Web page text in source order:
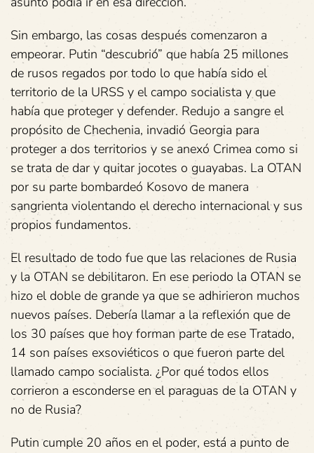
Sin embargo, las cosas después comenzaron a
empeorar. Putin “descubrió” que había 25 millones
de rusos regados por todo lo que había sido el
territorio de la URSS y el campo socialista y que
había que proteger y defender. Redujo a sangre el
propósito de Chechenia, invadió Georgia para
proteger a dos territorios y se anexó Crimea como si
se trata de dar y quitar jocotes o guayabas. La OTAN
por su parte bombardeó Kosovo de manera
sangrienta violentando el derecho internacional y sus
propios fundamentos.
El resultado de todo fue que las relaciones de Rusia
y la OTAN se debilitaron. En ese periodo la OTAN se
hizo el doble de grande ya que se adhirieron muchos
nuevos países. Debería llamar a la reflexión que de
los 30 países que hoy forman parte de ese Tratado,
14 son países exsoviéticos o que fueron parte del
llamado campo socialista. ¿Por qué todos ellos
corrieron a esconderse en el paraguas de la OTAN y
no de Rusia?
Putin cumple 20 años en el poder, está a punto de